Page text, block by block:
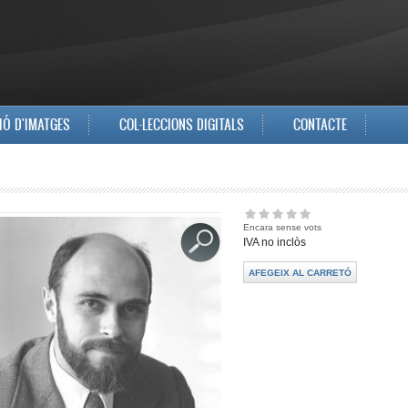
D'IMATGES COL·LECCIONS DIGITALS CONTACTE
Encara sense vots
IVA no inclòs